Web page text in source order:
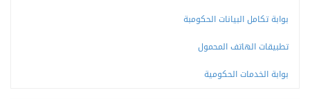
بوابة تكامل البيانات الحكومبة
تطبيقات الهاتف المحمول
بوابة الخدمات الحكومية